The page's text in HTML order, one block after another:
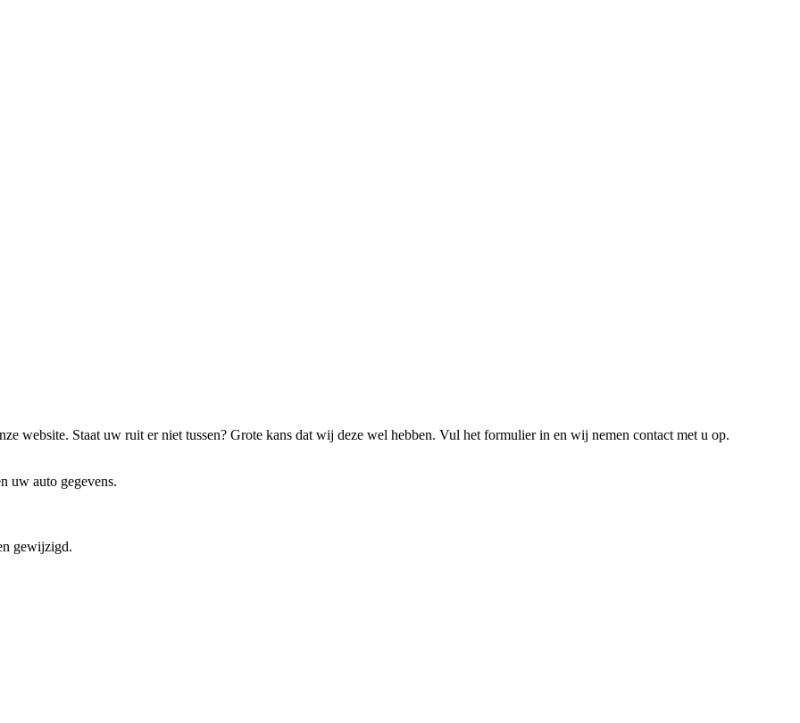
website. Staat uw ruit er niet tussen? Grote kans dat wij deze wel hebben. Vul het formulier in en wij nemen contact met u op.
uw auto gegevens.
gewijzigd.